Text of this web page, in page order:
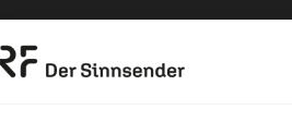
ERF Antenne online lesenErzähl mal!